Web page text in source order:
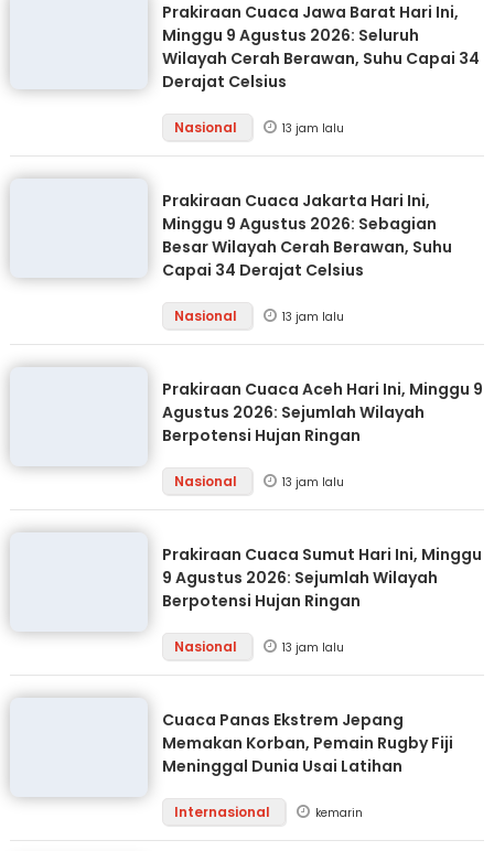
Prakiraan Cuaca Jawa Barat Hari Ini,
Minggu 9 Agustus 2026: Seluruh
Wilayah Cerah Berawan, Suhu Capai 34
Derajat Celsius
Nasional 13 jam lalu
Prakiraan Cuaca Jakarta Hari Ini,
Minggu 9 Agustus 2026: Sebagian
Besar Wilayah Cerah Berawan, Suhu
Capai 34 Derajat Celsius
Nasional 13 jam lalu
Prakiraan Cuaca Aceh Hari Ini, Minggu 9
Agustus 2026: Sejumlah Wilayah
Berpotensi Hujan Ringan
Nasional 13 jam lalu
Prakiraan Cuaca Sumut Hari Ini, Minggu
9 Agustus 2026: Sejumlah Wilayah
Berpotensi Hujan Ringan
Nasional 13 jam lalu
Cuaca Panas Ekstrem Jepang
Memakan Korban, Pemain Rugby Fiji
Meninggal Dunia Usai Latihan
Internasional kemarin